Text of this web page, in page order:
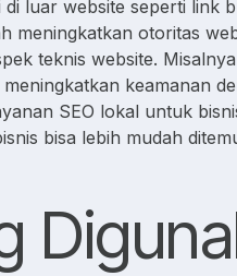
luar website seperti link
meningkatkan otoritas
teknis website.
keamanan
SEO lokal untuk
bisa lebih mudah